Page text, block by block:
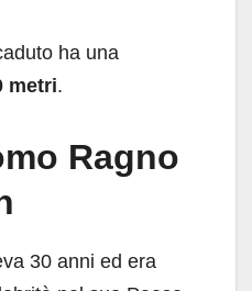
ha una
metri.
Ragno
30 anni ed era